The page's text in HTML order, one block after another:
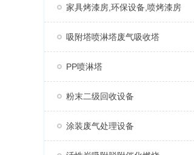
家具烤漆房,环保设备,喷烤漆房
吸附塔喷淋塔废气吸收塔
PP喷淋塔
粉末二级回收设备
涂装废气处理设备